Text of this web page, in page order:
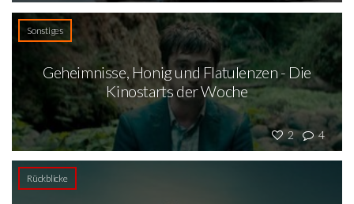
Sonstiges
2 4
Geheimnisse, Honig und Flatulenzen - Die
Kinostarts der Woche
Rückblicke